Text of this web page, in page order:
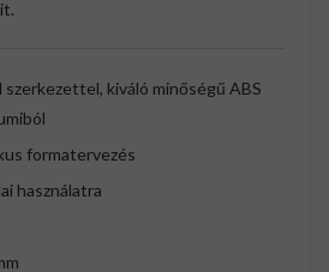
kiváló minőségű ABS
formatervezés
használatra